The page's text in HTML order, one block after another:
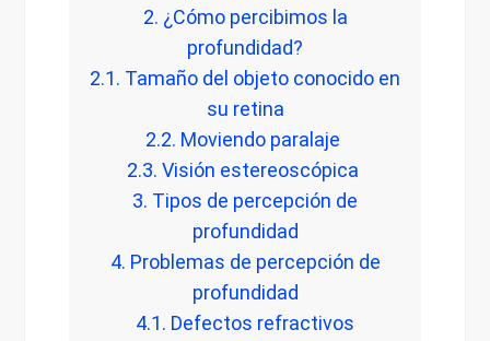
2. ¿Cómo percibimos la
profundidad?
2.1. Tamaño del objeto conocido en
su retina
2.2. Moviendo paralaje
2.3. Visión estereoscópica
3. Tipos de percepción de
profundidad
4. Problemas de percepción de
profundidad
4.1. Defectos refractivos